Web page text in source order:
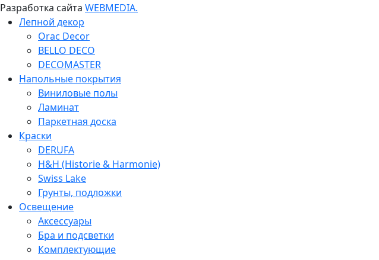
Разработка сайта WEBMEDIA.
Лепной декор
Orac Decor
BELLO DECO
DECOMASTER
Напольные покрытия
Виниловые полы
Ламинат
Паркетная доска
Краски
DERUFA
H&H (Historie & Harmonie)
Swiss Lake
Грунты, подложки
Освещение
Аксессуары
Бра и подсветки
Комплектующие